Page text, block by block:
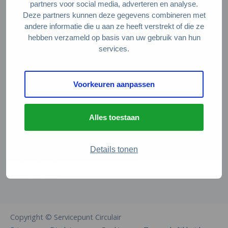
partners voor social media, adverteren en analyse.
Deze partners kunnen deze gegevens combineren met
andere informatie die u aan ze heeft verstrekt of die ze
hebben verzameld op basis van uw gebruik van hun
services.
Voorkeuren aanpassen
Alles toestaan
Details tonen
Over ons
Stel je vraag
De Natuur en Milieufederaties
Copyright © Servicepunt Circulair